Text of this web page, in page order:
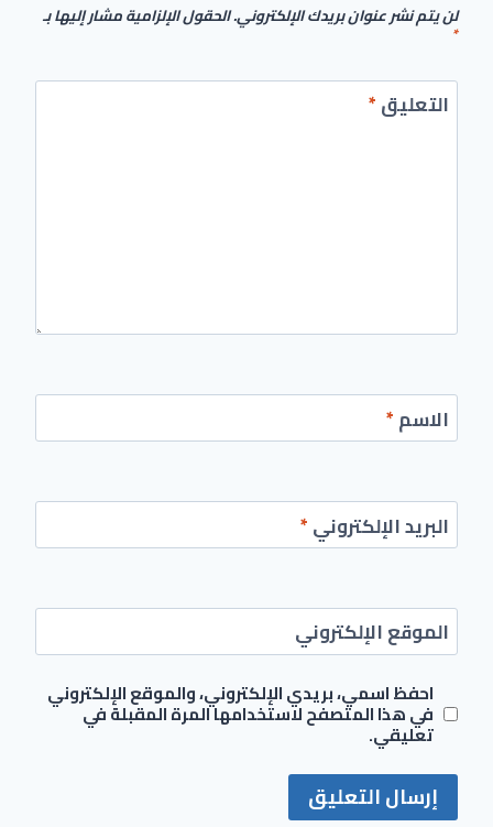
لن يتم نشر عنوان بريدك الإلكتروني.الحقول الإلزامية مشار إليها بـ
*
التعليق*
الاسم*
البريد الإلكتروني*
الموقع الإلكتروني
احفظ اسمي، بريدي الإلكتروني، والموقع الإلكتروني
في هذا المتصفح لاستخدامها المرة المقبلة في
تعليقي.